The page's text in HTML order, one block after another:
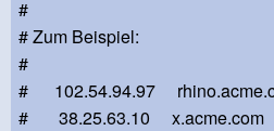
#
# Zum Beispiel:
#
# 102.54.94.97
# 38.25.63.10